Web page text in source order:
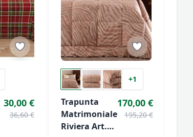
30,00 €
36,60 €
+1
Trapunta
Matrimoniale
Riviera Art.
170,00 €
195,20 €